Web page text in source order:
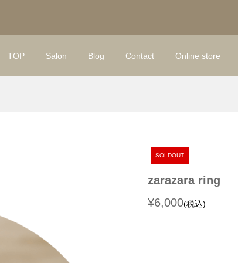
TOP Salon Blog Contact Online store
SOLDOUT
zarazara ring
¥6,000(税込)